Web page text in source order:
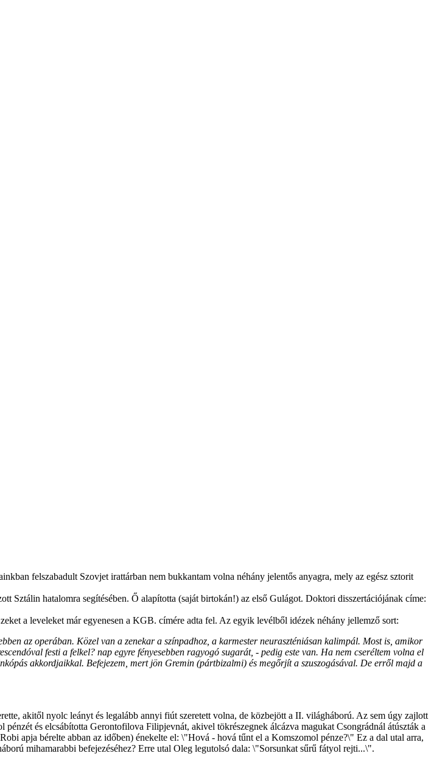
felszabadult Szovjet irattárban nem bukkantam volna néhány jelentős anyagra, mely az egész sztorit
hatalomra segítésében. Ő alapította (saját birtokán!) az első Gulágot. Doktori disszertációjának címe:
a leveleket már egyenesen a KGB. címére adta fel. Az egyik levélből idézek néhány jellemző sort:
az operában. Közel van a zenekar a színpadhoz, a karmester neuraszténiásan kalimpál. Most is, amikor
festi a felkel? nap egyre fényesebben ragyogó sugarát, - pedig este van. Ha nem cseréltem volna el
akkordjaikkal. Befejezem, mert jön Gremin (pártbizalmi) és megőrjít a szuszogásával. De erről majd a
akitől nyolc leányt és legalább annyi fiút szeretett volna, de közbejött a II. világháború. Az sem úgy zajlott
és elcsábította Gerontofilova Filipjevnát, akivel tökrészegnek álcázva magukat Csongrádnál átúszták a
apja bérelte abban az időben) énekelte el: \"Hová - hová tűnt el a Komszomol pénze?\" Ez a dal utal arra,
mihamarabbi befejezéséhez? Erre utal Oleg legutolsó dala: \"Sorsunkat sűrű fátyol rejti...\".